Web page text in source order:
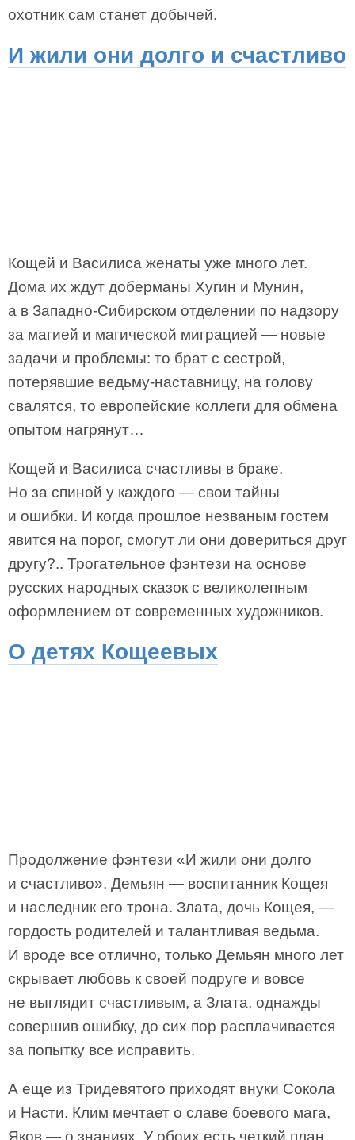
охотник сам станет добычей.
И жили они долго и счастливо
Кощей и Василиса женаты уже много лет.
Дома их ждут доберманы Хугин и Мунин,
а в Западно-Сибирском отделении по надзору
за магией и магической миграцией — новые
задачи и проблемы: то брат с сестрой,
потерявшие ведьму-наставницу, на голову
свалятся, то европейские коллеги для обмена
опытом нагрянут…
Кощей и Василиса счастливы в браке.
Но за спиной у каждого — свои тайны
и ошибки. И когда прошлое незваным гостем
явится на порог, смогут ли они довериться друг
другу?.. Трогательное фэнтези на основе
русских народных сказок с великолепным
оформлением от современных художников.
О детях Кощеевых
Продолжение фэнтези «И жили они долго
и счастливо». Демьян — воспитанник Кощея
и наследник его трона. Злата, дочь Кощея, —
гордость родителей и талантливая ведьма.
И вроде все отлично, только Демьян много лет
скрывает любовь к своей подруге и вовсе
не выглядит счастливым, а Злата, однажды
совершив ошибку, до сих пор расплачивается
за попытку все исправить.
А еще из Тридевятого приходят внуки Сокола
и Насти. Клим мечтает о славе боевого мага,
Яков — о знаниях. У обоих есть четкий план,